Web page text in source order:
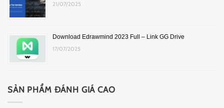
21/07/2025
Download Edrawmind 2023 Full – Link GG Drive
17/07/2025
SẢN PHẨM ĐÁNH GIÁ CAO